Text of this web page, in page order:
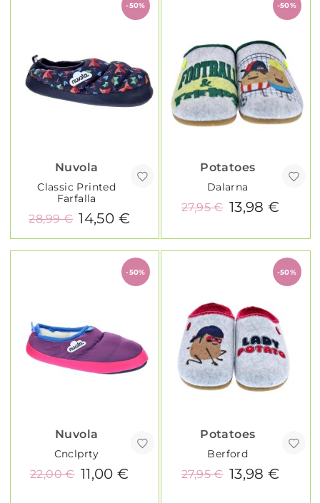
-50%
Nuvola
Classic Printed
Farfalla
14,50 €
28,99 €
-50%
Potatoes
Dalarna
13,98 €
27,95 €
-50%
Nuvola
Cnclprty
11,00 €
22,00 €
-50%
Potatoes
Berford
13,98 €
27,95 €